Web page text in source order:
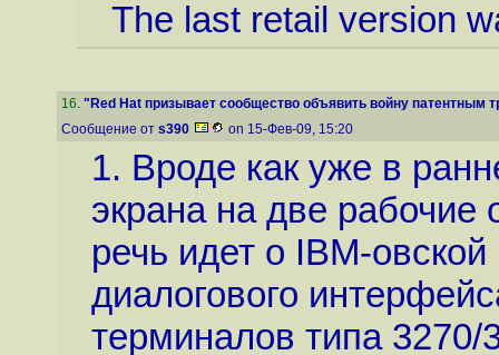
The last retail version
16. "Red Hat призывает сообщество объявить войну патентным
Сообщение от s390 on 15-Фев-09, 15:20
1. Вроде как уже в
экрана на две рабочие
речь идет о IBM-
диалогового
терминалов типа 3270/